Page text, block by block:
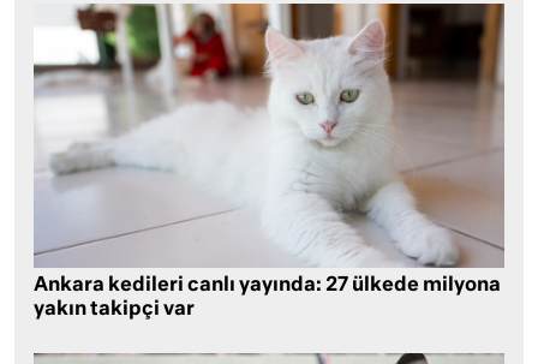
Ankara kedileri canlı yayında: 27 ülkede milyona
yakın takipçi var